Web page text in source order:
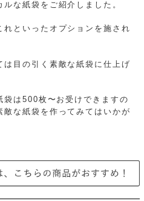
な紙袋をご紹介しました。
といったオプションを施され
目の引く素敵な紙袋に仕上げ
袋は500枚〜お受けできますの
な紙袋を作ってみてはいかが